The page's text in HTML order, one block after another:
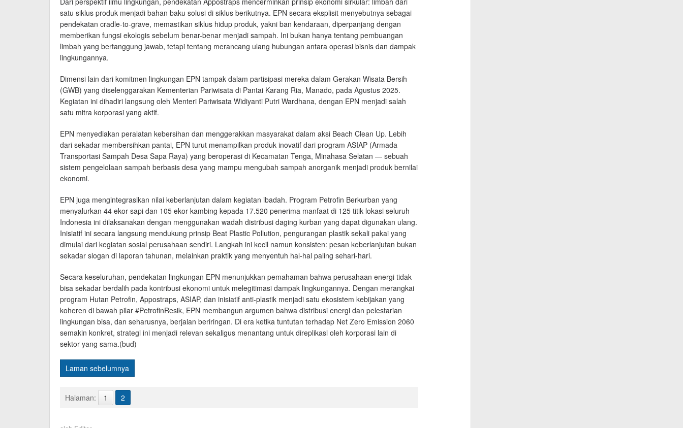
satu siklus produk menjadi bahan baku solusi di siklus berikutnya. EPN secara eksplisit menyebutnya sebagai
pendekatan cradle-to-grave, memastikan siklus hidup produk, yakni ban kendaraan, diperpanjang dengan
memberikan fungsi ekologis sebelum benar-benar menjadi sampah. Ini bukan hanya tentang pembuangan
limbah yang bertanggung jawab, tetapi tentang merancang ulang hubungan antara operasi bisnis dan dampak
lingkungannya.
Dimensi lain dari komitmen lingkungan EPN tampak dalam partisipasi mereka dalam Gerakan Wisata Bersih
(GWB) yang diselenggarakan Kementerian Pariwisata di Pantai Karang Ria, Manado, pada Agustus 2025.
Kegiatan ini dihadiri langsung oleh Menteri Pariwisata Widiyanti Putri Wardhana, dengan EPN menjadi salah
satu mitra korporasi yang aktif.
EPN menyediakan peralatan kebersihan dan menggerakkan masyarakat dalam aksi Beach Clean Up. Lebih
dari sekadar membersihkan pantai, EPN turut menampilkan produk inovatif dari program ASIAP (Armada
Transportasi Sampah Desa Sapa Raya) yang beroperasi di Kecamatan Tenga, Minahasa Selatan — sebuah
sistem pengelolaan sampah berbasis desa yang mampu mengubah sampah anorganik menjadi produk bernilai
ekonomi.
EPN juga mengintegrasikan nilai keberlanjutan dalam kegiatan ibadah. Program Petrofin Berkurban yang
menyalurkan 44 ekor sapi dan 105 ekor kambing kepada 17.520 penerima manfaat di 125 titik lokasi seluruh
Indonesia ini dilaksanakan dengan menggunakan wadah distribusi daging kurban yang dapat digunakan ulang.
Inisiatif ini secara langsung mendukung prinsip Beat Plastic Pollution, pengurangan plastik sekali pakai yang
dimulai dari kegiatan sosial perusahaan sendiri. Langkah ini kecil namun konsisten: pesan keberlanjutan bukan
sekadar slogan di laporan tahunan, melainkan praktik yang menyentuh hal-hal paling sehari-hari.
Secara keseluruhan, pendekatan lingkungan EPN menunjukkan pemahaman bahwa perusahaan energi tidak
bisa sekadar berdalih pada kontribusi ekonomi untuk melegitimasi dampak lingkungannya. Dengan merangkai
program Hutan Petrofin, Appostraps, ASIAP, dan inisiatif anti-plastik menjadi satu ekosistem kebijakan yang
koheren di bawah pilar #PetrofinResik, EPN membangun argumen bahwa distribusi energi dan pelestarian
lingkungan bisa, dan seharusnya, berjalan beriringan. Di era ketika tuntutan terhadap Net Zero Emission 2060
semakin konkret, strategi ini menjadi relevan sekaligus menantang untuk direplikasi oleh korporasi lain di
sektor yang sama.(bud)
Laman sebelumnya
Halaman: 1 2